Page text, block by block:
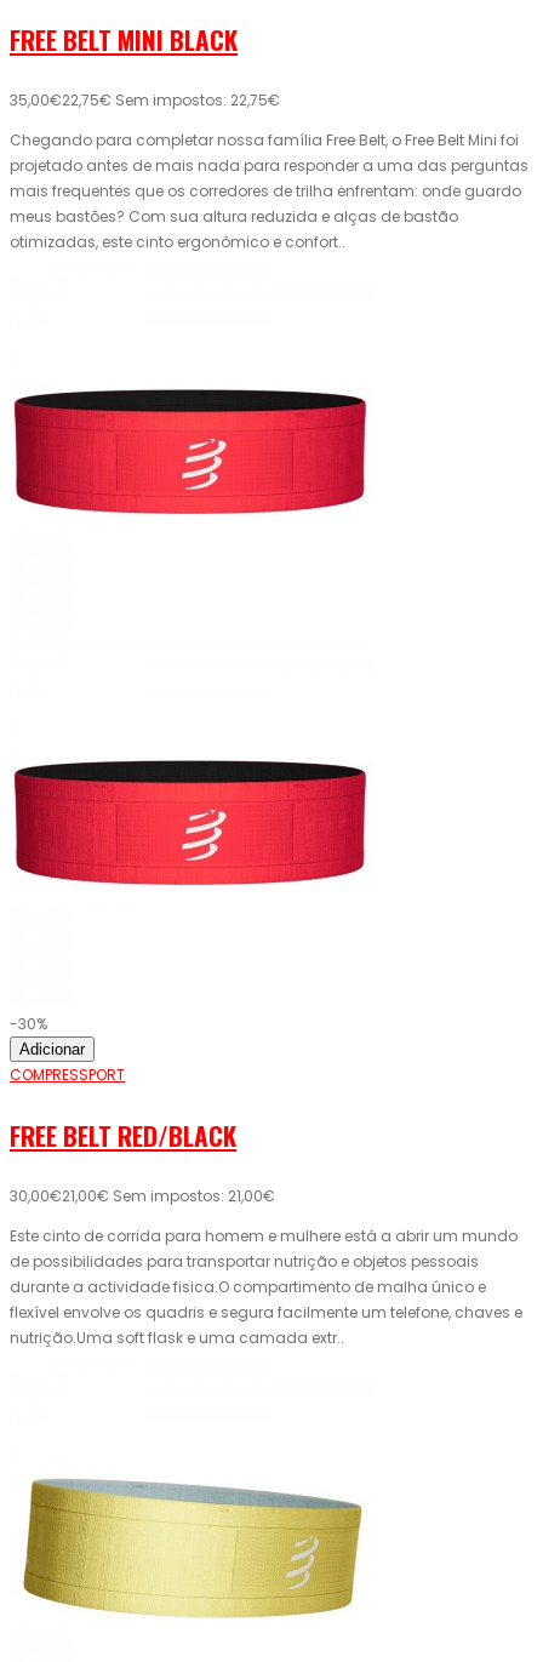
FREE BELT MINI BLACK
35,00€22,75€ Sem impostos: 22,75€
Chegando para completar nossa família Free Belt, o Free Belt Mini foi
projetado antes de mais nada para responder a uma das perguntas
mais frequentes que os corredores de trilha enfrentam: onde guardo
meus bastões? Com sua altura reduzida e alças de bastão
otimizadas, este cinto ergonômico e confort..
-30%
Adicionar
COMPRESSPORT
FREE BELT RED/BLACK
30,00€21,00€ Sem impostos: 21,00€
Este cinto de corrida para homem e mulhere está a abrir um mundo
de possibilidades para transportar nutrição e objetos pessoais
durante a actividade fisica.O compartimento de malha único e
flexível envolve os quadris e segura facilmente um telefone, chaves e
nutrição.Uma soft flask e uma camada extr..